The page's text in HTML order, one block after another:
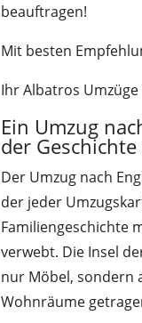
beauftragen!
Mit besten
Ihr Albatros Umzüge
Ein Umzug
der
Der Umzug nach
der jeder
Familiengeschichte
verwebt. Die Insel
nur Möbel, sondern
Wohnräume